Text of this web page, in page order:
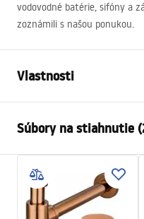
vodovodné batérie, sifóny a
zoznámili s našou ponukou.
Vlastnosti
Materiál
Farba
Prevedenie
Dĺžka
Súbory na stiahnutie
Návod na montáž
Basin.pdf